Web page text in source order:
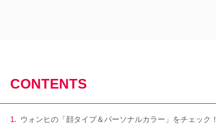
CONTENTS
ウォンヒの「顔タイプ＆パーソナルカラー」をチェック！